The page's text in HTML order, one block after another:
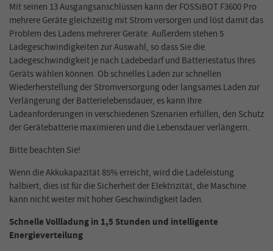
Mit seinen 13 Ausgangsanschlüssen kann der FOSSiBOT F3600 Pro
mehrere Geräte gleichzeitig mit Strom versorgen und löst damit das
Problem des Ladens mehrerer Geräte. Außerdem stehen 5
Ladegeschwindigkeiten zur Auswahl, so dass Sie die
Ladegeschwindigkeit je nach Ladebedarf und Batteriestatus Ihres
Geräts wählen können. Ob schnelles Laden zur schnellen
Wiederherstellung der Stromversorgung oder langsames Laden zur
Verlängerung der Batterielebensdauer, es kann Ihre
Ladeanforderungen in verschiedenen Szenarien erfüllen, den Schutz
der Gerätebatterie maximieren und die Lebensdauer verlängern.
Bitte beachten Sie!
Wenn die Akkukapazität 85% erreicht, wird die Ladeleistung
halbiert, dies ist für die Sicherheit der Elektrizität, die Maschine
kann nicht weiter mit hoher Geschwindigkeit laden.
Schnelle Vollladung in 1,5 Stunden und intelligente
Energieverteilung